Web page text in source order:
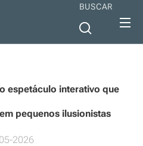
BUSCAR
espetáculo interativo que
pequenos ilusionistas
2026